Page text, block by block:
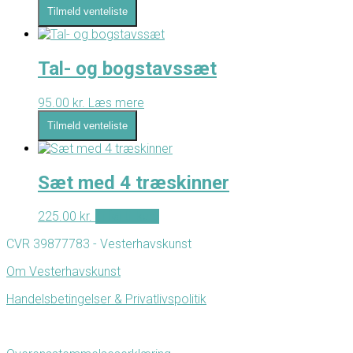
Tilmeld venteliste
Tal- og bogstavssæt
95.00 kr. Læs mere
Tilmeld venteliste
Sæt med 4 træskinner
225.00 kr.
CVR 39877783 - Vesterhavskunst
Om Vesterhavskunst
Handelsbetingelser & Privatlivspolitik